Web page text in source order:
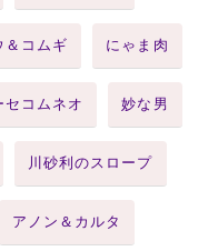
＆コムギ にゃま肉
セコムネオ 妙な男
川砂利のスロープ
アノン＆カルタ